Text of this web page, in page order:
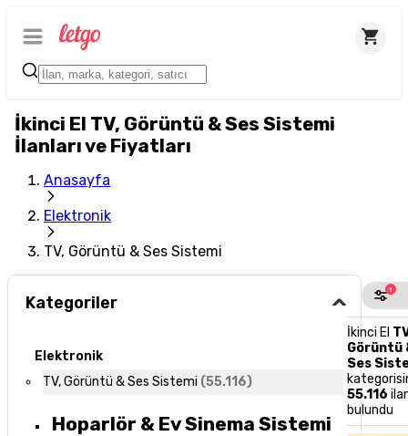
İkinci El TV, Görüntü & Ses Sistemi
İlanları ve Fiyatları
Anasayfa
Elektronik
TV, Görüntü & Ses Sistemi
Kategoriler
Elektronik
TV, Görüntü & Ses Sistemi (55.116)
Hoparlör & Ev Sinema Sistemi
1
İkinci El
Görüntü
Ses
55.116
bulundu